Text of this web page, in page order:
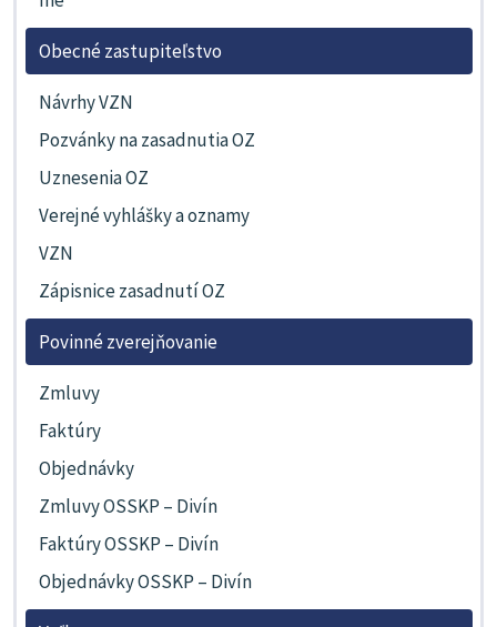
Obecné zastupiteľstvo
Návrhy VZN
Pozvánky na zasadnutia OZ
Uznesenia OZ
Verejné vyhlášky a oznamy
VZN
Zápisnice zasadnutí OZ
Povinné zverejňovanie
Zmluvy
Faktúry
Objednávky
Zmluvy OSSKP – Divín
Faktúry OSSKP – Divín
Objednávky OSSKP – Divín